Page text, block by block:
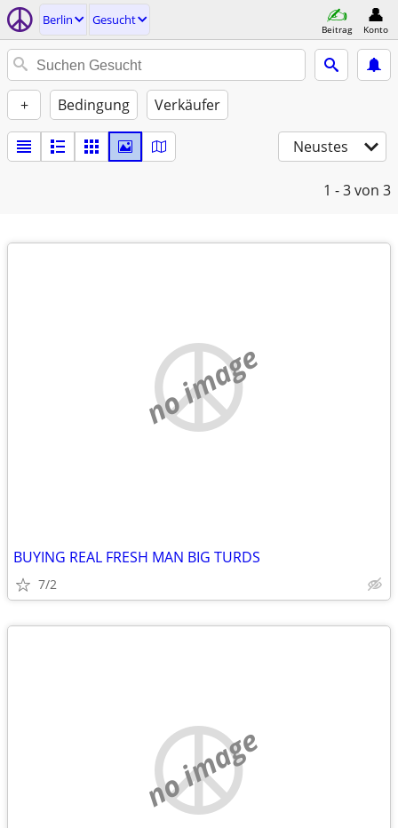
Berlin Gesucht
Beitrag Konto
+ Bedingung Verkäufer
Neustes
1 - 3von 3
no image
BUYING REAL FRESH MAN BIG TURDS
7/2
no image